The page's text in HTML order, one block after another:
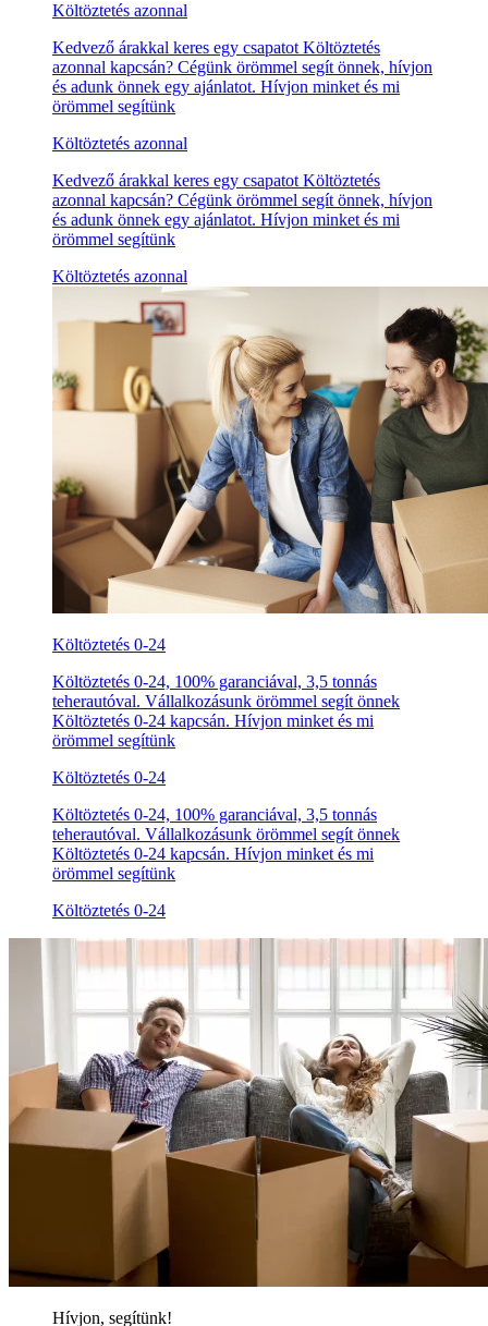
Költöztetés azonnal
Kedvező árakkal keres egy csapatot Költöztetés
azonnal kapcsán? Cégünk örömmel segít önnek, hívjon
és adunk önnek egy ajánlatot. Hívjon minket és mi
örömmel segítünk
Költöztetés azonnal
Kedvező árakkal keres egy csapatot Költöztetés
azonnal kapcsán? Cégünk örömmel segít önnek, hívjon
és adunk önnek egy ajánlatot. Hívjon minket és mi
örömmel segítünk
Költöztetés azonnal
Költöztetés 0-24
Költöztetés 0-24, 100% garanciával, 3,5 tonnás
teherautóval. Vállalkozásunk örömmel segít önnek
Költöztetés 0-24 kapcsán. Hívjon minket és mi
örömmel segítünk
Költöztetés 0-24
Költöztetés 0-24, 100% garanciával, 3,5 tonnás
teherautóval. Vállalkozásunk örömmel segít önnek
Költöztetés 0-24 kapcsán. Hívjon minket és mi
örömmel segítünk
Költöztetés 0-24
Hívjon, segítünk!